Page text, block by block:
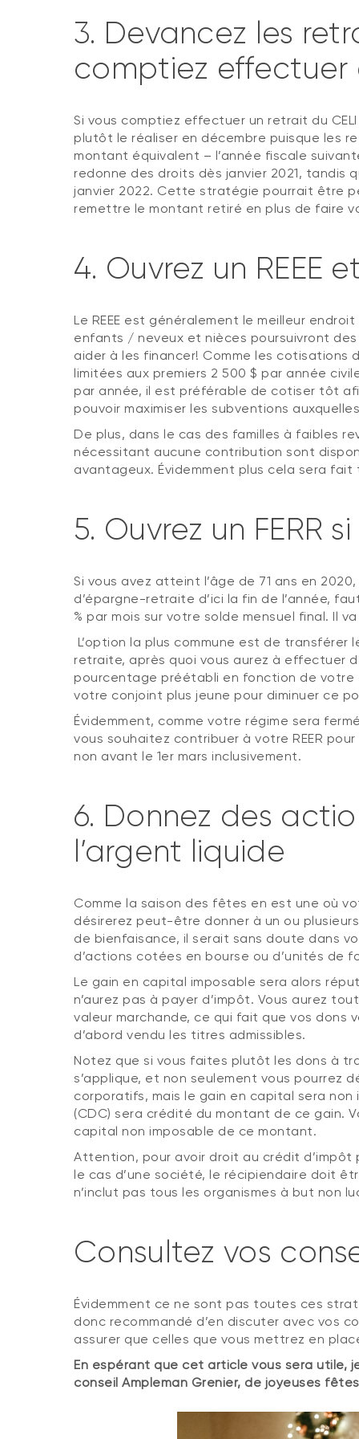
3. Devancez les
comptiez effectuer
Si vous comptiez effectuer un retrait du
plutôt le réaliser en décembre puisque les
montant équivalent – l’année fiscale
redonne des droits dès janvier 2021, tandis
janvier 2022. Cette stratégie pourrait être
remettre le montant retiré en plus de faire
4. Ouvrez un REEE
Le REEE est généralement le meilleur
enfants / neveux et nièces poursuivront
aider à les financer! Comme les cotisations
limitées aux premiers 2 500 $ par année
par année, il est préférable de cotiser tôt
pouvoir maximiser les subventions
De plus, dans le cas des familles à faibles
nécessitant aucune contribution sont
avantageux. Évidemment plus cela sera
5. Ouvrez un FERR
Si vous avez atteint l’âge de 71 ans en
d’épargne-retraite d’ici la fin de l’année,
% par mois sur votre solde mensuel final. Il
L’option la plus commune est de
retraite, après quoi vous aurez à effectuer
pourcentage préétabli en fonction de votre
votre conjoint plus jeune pour diminuer ce
Évidemment, comme votre régime sera
vous souhaitez contribuer à votre REER
non avant le 1er mars inclusivement.
6. Donnez des
l’argent liquide
Comme la saison des fêtes en est une où
désirerez peut-être donner à un ou
de bienfaisance, il serait sans doute dans
d’actions cotées en bourse ou d’unités de
Le gain en capital imposable sera alors
n’aurez pas à payer d’impôt. Vous aurez
valeur marchande, ce qui fait que vos dons
d’abord vendu les titres admissibles.
Notez que si vous faites plutôt les dons à
s’applique, et non seulement vous pourrez
corporatifs, mais le gain en capital sera
(CDC) sera crédité du montant de ce gain.
capital non imposable de ce montant.
Attention, pour avoir droit au crédit
le cas d’une société, le récipiendaire doit
n’inclut pas tous les organismes à but non
Consultez vos
Évidemment ce ne sont pas toutes ces
donc recommandé d’en discuter avec vos
assurer que celles que vous mettrez en
En espérant que cet article vous sera utile,
conseil Ampleman Grenier, de joyeuses